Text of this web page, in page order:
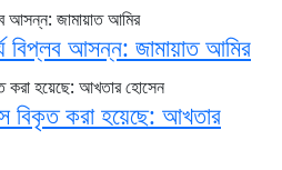
বিপ্লব আসন্ন: জামায়াত আমির
বিকৃত করা হয়েছে: আখতার